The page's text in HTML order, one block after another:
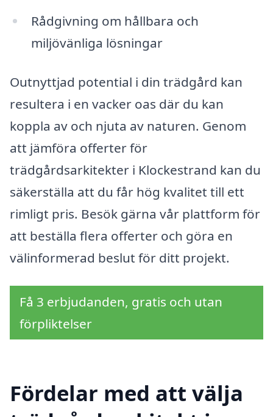
Rådgivning om hållbara och
miljövänliga lösningar
Outnyttjad potential i din trädgård kan
resultera i en vacker oas där du kan
koppla av och njuta av naturen. Genom
att jämföra offerter för
trädgårdsarkitekter i Klockestrand kan du
säkerställa att du får hög kvalitet till ett
rimligt pris. Besök gärna vår plattform för
att beställa flera offerter och göra en
välinformerad beslut för ditt projekt.
Få 3 erbjudanden, gratis och utan
förpliktelser
Fördelar med att välja